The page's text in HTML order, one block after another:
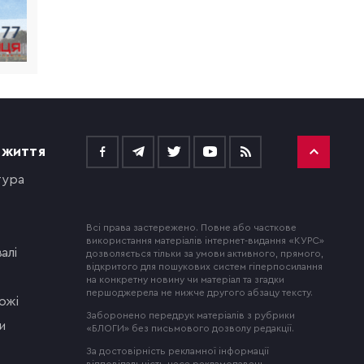
Всі права застережено. Повне або часткове
використання матеріалів інтернет-видання «КУРС»
дозволяється тільки за умови активного, прямого,
відкритого для пошукових систем гіперпосилання
на конкретну новину чи матеріал та згадки
першоджерела не нижче другого абзацу тексту.
Заборонено передрук матеріалів з рубрики
«БЛОГИ» без письмового дозволу редакції.
За достовірність рекламної інформації